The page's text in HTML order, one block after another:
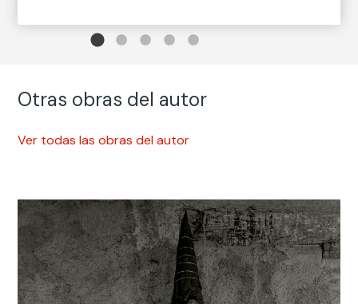
Graciela
Otras obras del autor
Ver todas las obras del autor